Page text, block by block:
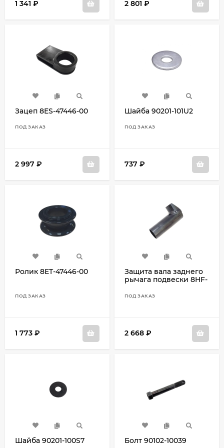
1 341 ₽ 2 801 ₽
Зацеп 8ES-47446-00
ПОД ЗАКАЗ
2 997 ₽
Шайба 90201-101U2
ПОД ЗАКАЗ
737 ₽
Ролик 8ET-47446-00
ПОД ЗАКАЗ
1 773 ₽
Защита вала заднего
рычага подвески 8HF-
ПОД ЗАКАЗ
2 668 ₽
Шайба 90201-100S7 Болт 90102-10039